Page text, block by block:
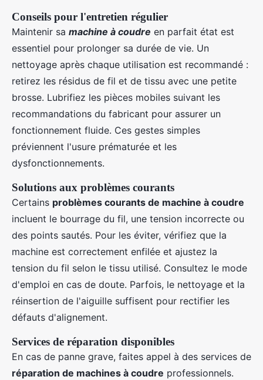
Conseils pour l'entretien régulier
Maintenir sa machine à coudre en parfait état est
essentiel pour prolonger sa durée de vie. Un
nettoyage après chaque utilisation est recommandé :
retirez les résidus de fil et de tissu avec une petite
brosse. Lubrifiez les pièces mobiles suivant les
recommandations du fabricant pour assurer un
fonctionnement fluide. Ces gestes simples
préviennent l'usure prématurée et les
dysfonctionnements.
Solutions aux problèmes courants
Certains problèmes courants de machine à coudre
incluent le bourrage du fil, une tension incorrecte ou
des points sautés. Pour les éviter, vérifiez que la
machine est correctement enfilée et ajustez la
tension du fil selon le tissu utilisé. Consultez le mode
d'emploi en cas de doute. Parfois, le nettoyage et la
réinsertion de l'aiguille suffisent pour rectifier les
défauts d'alignement.
Services de réparation disponibles
En cas de panne grave, faites appel à des services de
réparation de machines à coudre professionnels.